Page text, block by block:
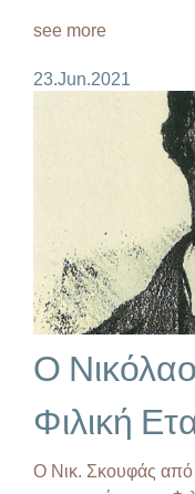
see more
23.Jun.2021
Ο
Φιλική
Ο Νικ. Σκουφάς από